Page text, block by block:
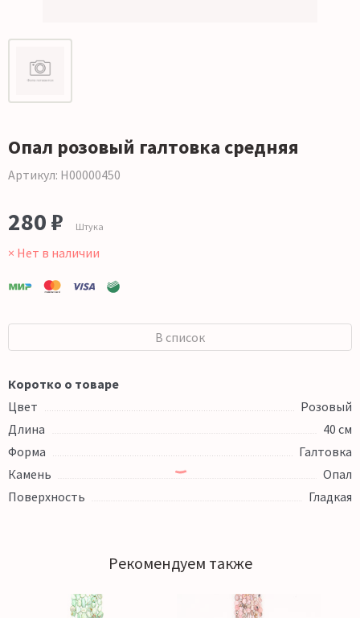
Опал розовый галтовка средняя
Артикул: Н00000450
280 ₽ Штука
× Нет в наличии
В список
Коротко о товаре
Цвет
Розовый
Длина
40 см
Форма
Галтовка
Камень
Опал
Поверхность
Гладкая
Рекомендуем также